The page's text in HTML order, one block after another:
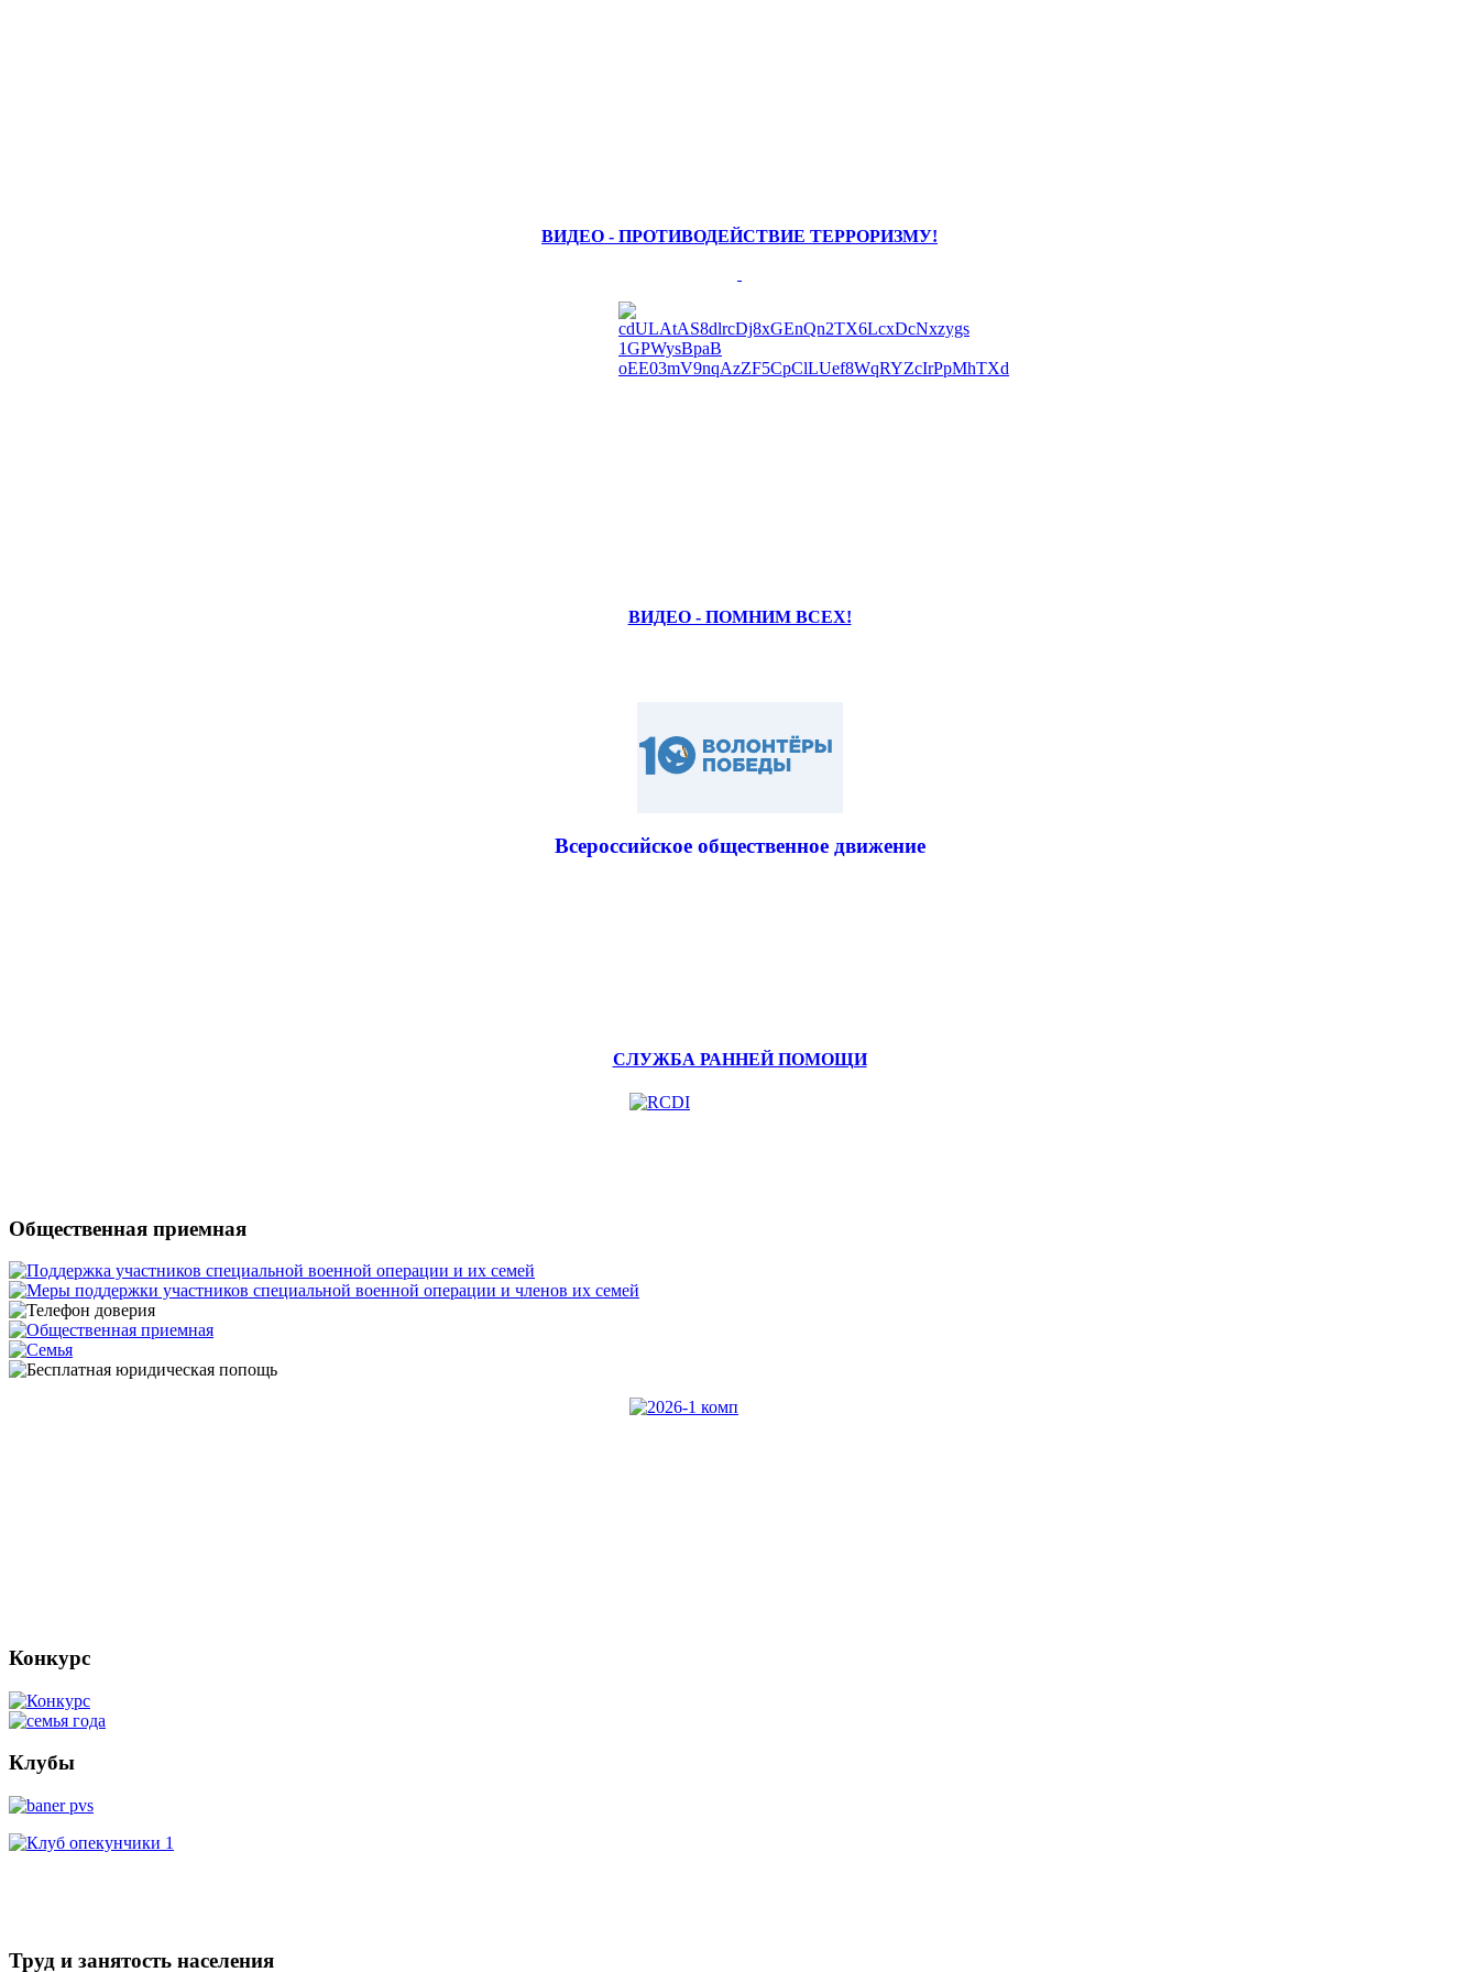
ВИДЕО - ПРОТИВОДЕЙСТВИЕ ТЕРРОРИЗМУ!
ВИДЕО - ПОМНИМ ВСЕХ!
Всероссийское общественное движение
СЛУЖБА РАННЕЙ ПОМОЩИ
Общественная приемная
Конкурс
Клубы
Труд и занятость населения